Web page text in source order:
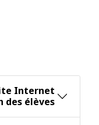
Internet
des élèves